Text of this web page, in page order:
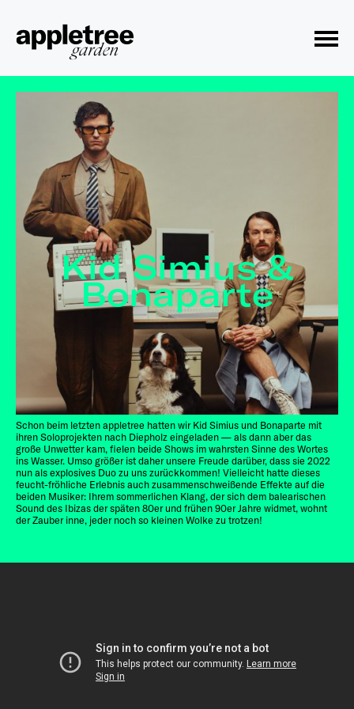
Toggle Menu
Schon beim letzten appletree hatten wir Kid Simius und Bonaparte mit
ihren Soloprojekten nach Diepholz eingeladen — als dann aber das
große Unwetter kam, fielen beide Shows im wahrsten Sinne des Wortes
ins Wasser. Umso größer ist daher unsere Freude darüber, dass sie 2022
nun als explosives Duo zu uns zurückkommen! Vielleicht hatte dieses
feucht-fröhliche Erlebnis auch zusammenschweißende Effekte auf die
beiden Musiker: Ihrem sommerlichen Klang, der sich dem balearischen
Sound des Ibizas der späten 80er und frühen 90er Jahre widmet, wohnt
der Zauber inne, jeder noch so kleinen Wolke zu trotzen!
Kid Simius &
Bonaparte